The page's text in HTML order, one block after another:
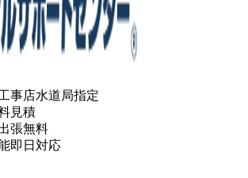
事店水道局指定
見積
張無料
即日対応